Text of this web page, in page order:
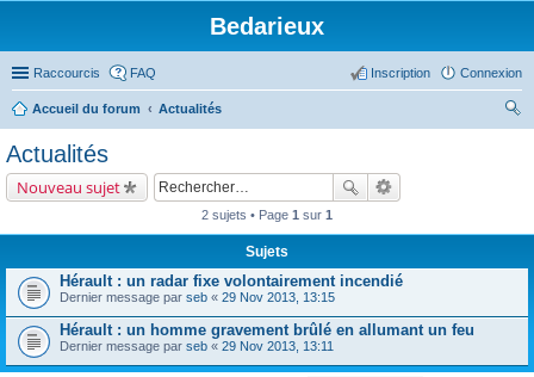
Bedarieux
Raccourcis FAQ Connexion
Inscription
Accueil du forum
Actualités
Actualités
Nouveau sujet
2 sujets • Page 1 sur 1
Sujets
Hérault : un radar fixe volontairement incendié
Dernier message par seb « 29 Nov 2013, 13:15
Hérault : un homme gravement brûlé en allumant un feu
Dernier message par seb « 29 Nov 2013, 13:11